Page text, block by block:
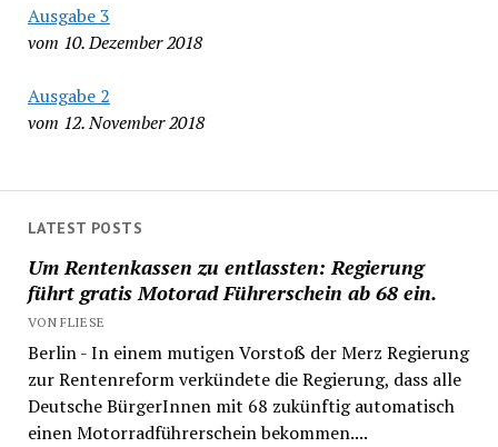
Ausgabe 3
vom 10. Dezember 2018
Ausgabe 2
vom 12. November 2018
LATEST POSTS
Um Rentenkassen zu entlassten: Regierung
führt gratis Motorad Führerschein ab 68 ein.
VON FLIESE
Berlin - In einem mutigen Vorstoß der Merz Regierung
zur Rentenreform verkündete die Regierung, dass alle
Deutsche BürgerInnen mit 68 zukünftig automatisch
einen Motorradführerschein bekommen....